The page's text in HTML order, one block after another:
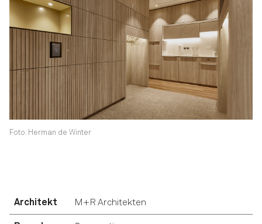
Foto: Herman de Winter
Architekt M+R Architekten